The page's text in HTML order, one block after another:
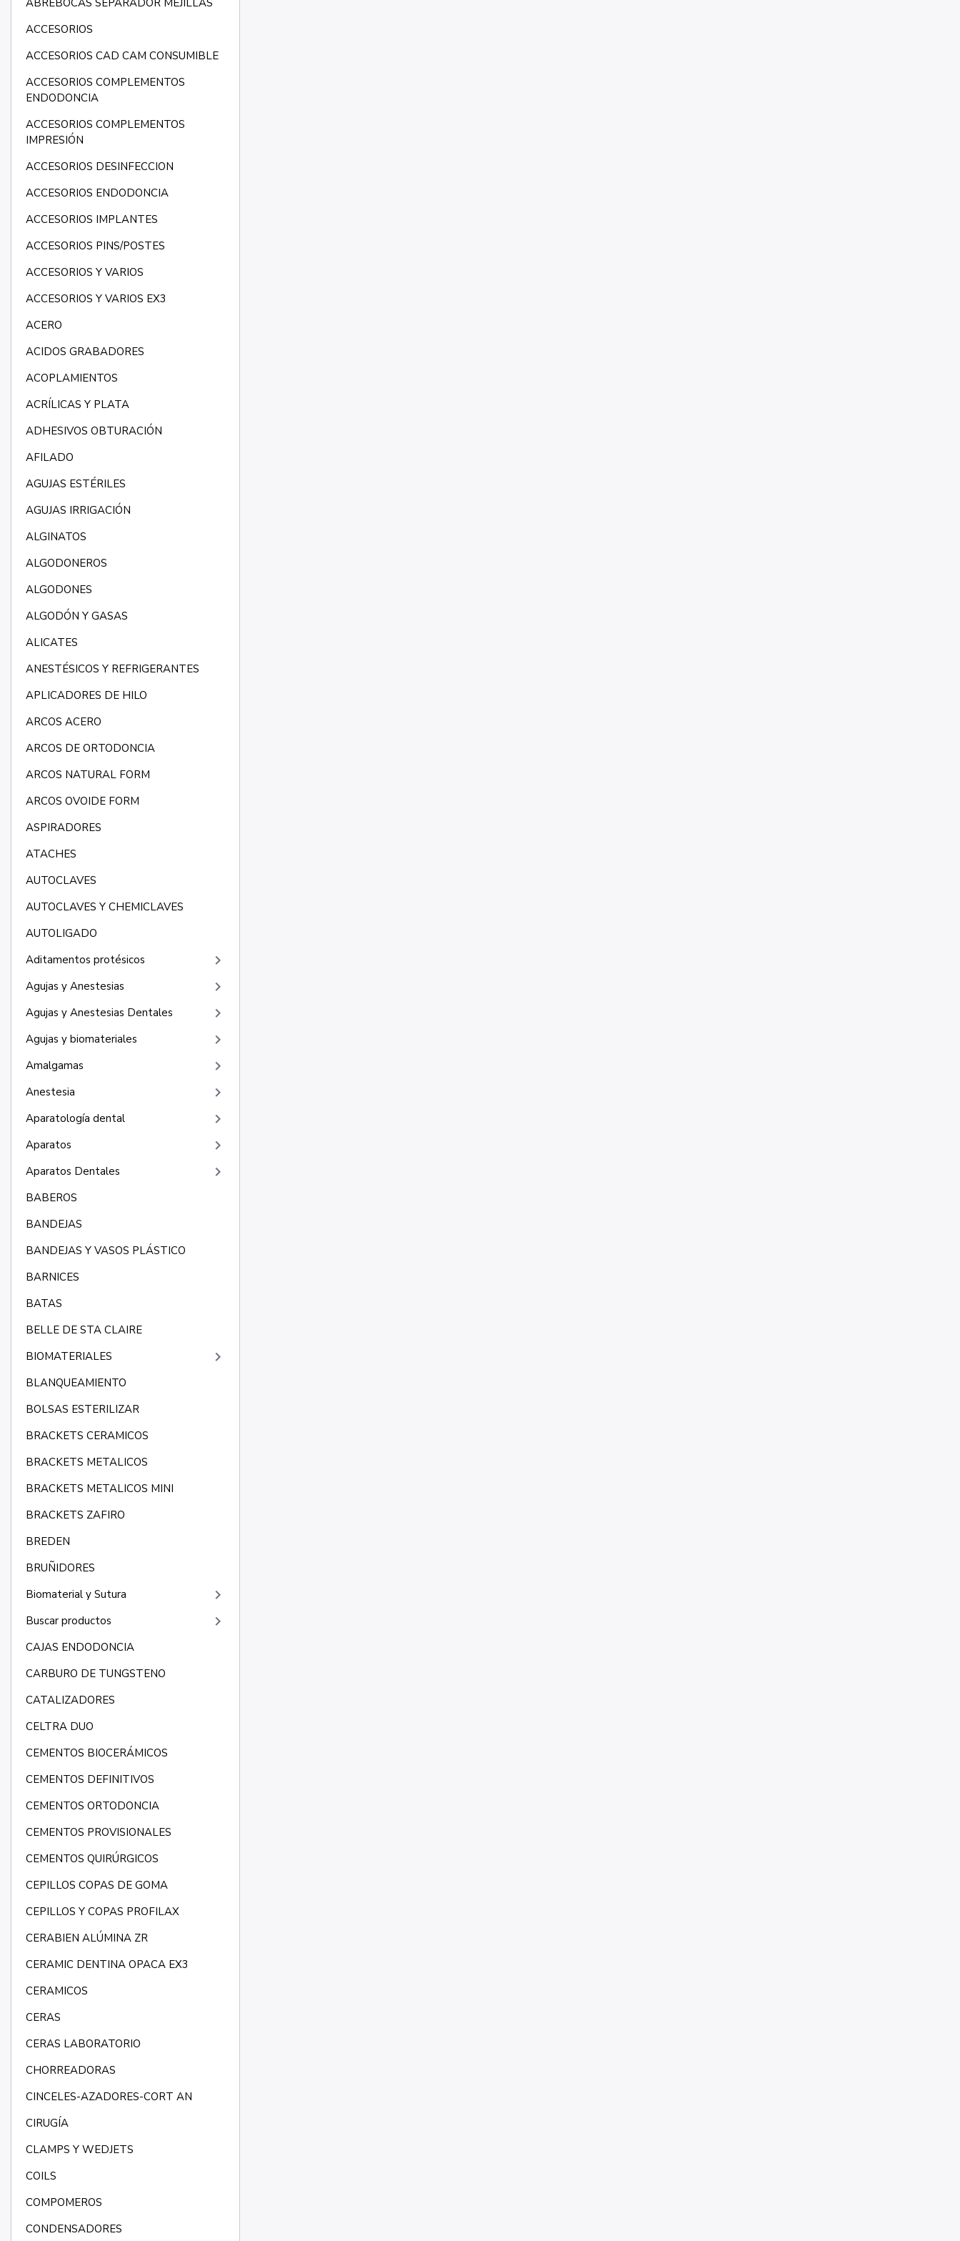
ABREBOCAS SEPARADOR MEJILLAS
ACCESORIOS
ACCESORIOS CAD CAM CONSUMIBLE
ACCESORIOS COMPLEMENTOS
ENDODONCIA
ACCESORIOS COMPLEMENTOS
IMPRESIÓN
ACCESORIOS DESINFECCION
ACCESORIOS ENDODONCIA
ACCESORIOS IMPLANTES
ACCESORIOS PINS/POSTES
ACCESORIOS Y VARIOS
ACCESORIOS Y VARIOS EX3
ACERO
ACIDOS GRABADORES
ACOPLAMIENTOS
ACRÍLICAS Y PLATA
ADHESIVOS OBTURACIÓN
AFILADO
AGUJAS ESTÉRILES
AGUJAS IRRIGACIÓN
ALGINATOS
ALGODONEROS
ALGODONES
ALGODÓN Y GASAS
ALICATES
ANESTÉSICOS Y REFRIGERANTES
APLICADORES DE HILO
ARCOS ACERO
ARCOS DE ORTODONCIA
ARCOS NATURAL FORM
ARCOS OVOIDE FORM
ASPIRADORES
ATACHES
AUTOCLAVES
AUTOCLAVES Y CHEMICLAVES
AUTOLIGADO
Aditamentos protésicos
keyboard_arrow_right
Agujas y Anestesias keyboard_arrow_right
Agujas y Anestesias Dentales keyboard_arrow_right
Agujas y biomateriales keyboard_arrow_right
Amalgamas keyboard_arrow_right
Anestesia keyboard_arrow_right
Aparatología dental keyboard_arrow_right
Aparatos keyboard_arrow_right
Aparatos Dentales keyboard_arrow_right
BABEROS
BANDEJAS
BANDEJAS Y VASOS PLÁSTICO
BARNICES
BATAS
BELLE DE STA CLAIRE
BIOMATERIALES
keyboard_arrow_right
BLANQUEAMIENTO
BOLSAS ESTERILIZAR
BRACKETS CERAMICOS
BRACKETS METALICOS
BRACKETS METALICOS MINI
BRACKETS ZAFIRO
BREDEN
BRUÑIDORES
Biomaterial y Sutura
keyboard_arrow_right
Buscar productos keyboard_arrow_right
CAJAS ENDODONCIA
CARBURO DE TUNGSTENO
CATALIZADORES
CELTRA DUO
CEMENTOS BIOCERÁMICOS
CEMENTOS DEFINITIVOS
CEMENTOS ORTODONCIA
CEMENTOS PROVISIONALES
CEMENTOS QUIRÚRGICOS
CEPILLOS COPAS DE GOMA
CEPILLOS Y COPAS PROFILAX
CERABIEN ALÚMINA ZR
CERAMIC DENTINA OPACA EX3
CERAMICOS
CERAS
CERAS LABORATORIO
CHORREADORAS
CINCELES-AZADORES-CORT AN
CIRUGÍA
CLAMPS Y WEDJETS
COILS
COMPOMEROS
CONDENSADORES